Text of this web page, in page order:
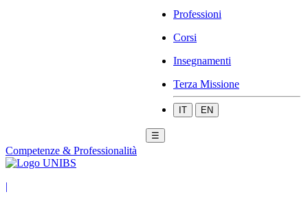
Professioni
Corsi
Insegnamenti
Terza Missione
IT EN
☰
Competenze & Professionalità
|